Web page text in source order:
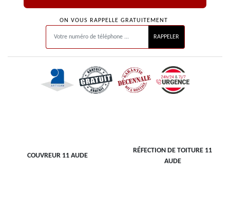
ON VOUS RAPPELLE GRATUITEMENT
COUVREUR 11 AUDE
RÉFECTION DE TOITURE 11
AUDE